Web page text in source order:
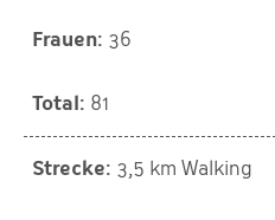
36
81
3,5 km Walking